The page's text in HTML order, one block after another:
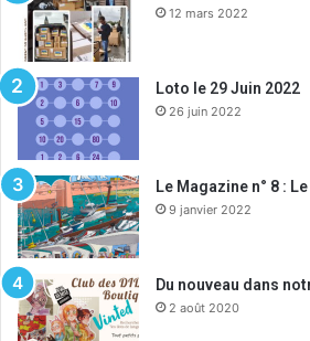
12 mars 2022
Loto le 29 Juin 2022
26 juin 2022
Le Magazine n° 8 :
9 janvier 2022
Du nouveau dans
2 août 2020